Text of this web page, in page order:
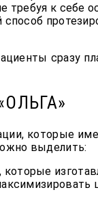
требуя к себе
сразу
которые
выделить: